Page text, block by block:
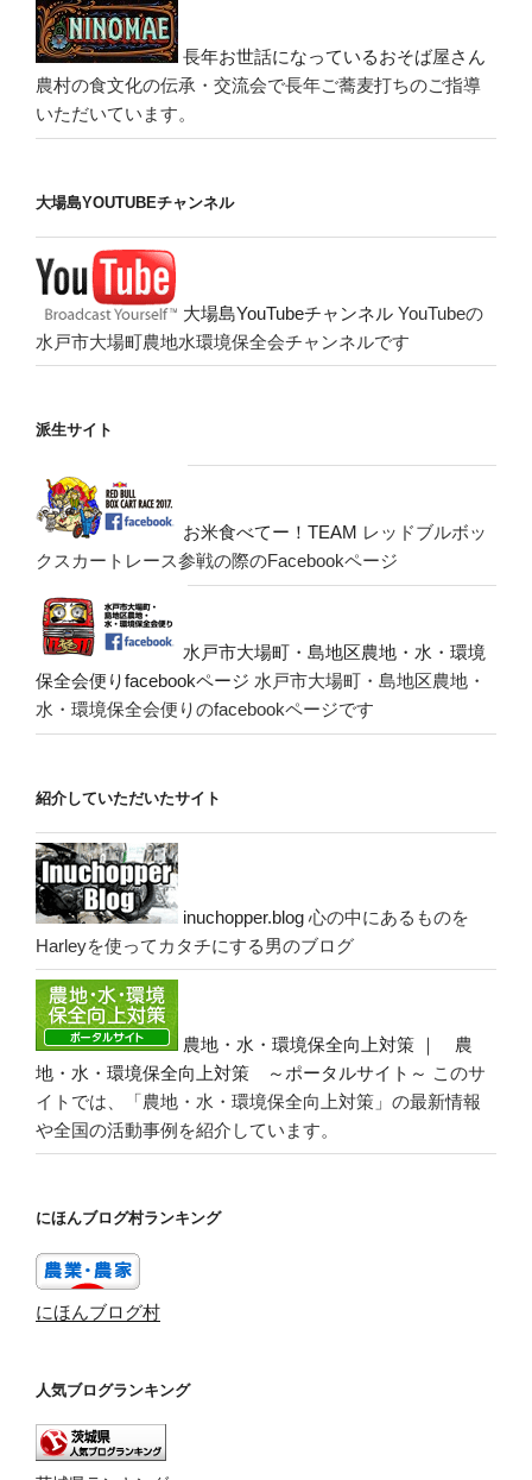
長年お世話になっているおそば屋さん
農村の食文化の伝承・交流会で長年ご蕎麦打ちのご指導
いただいています。
大場島YOUTUBEチャンネル
大場島YouTubeチャンネル YouTubeの
水戸市大場町農地水環境保全会チャンネルです
派生サイト
お米食べてー！TEAM レッドブルボッ
クスカートレース参戦の際のFacebookページ
水戸市大場町・島地区農地・水・環境
保全会便りfacebookページ 水戸市大場町・島地区農地・
水・環境保全会便りのfacebookページです
紹介していただいたサイト
inuchopper.blog 心の中にあるものを
Harleyを使ってカタチにする男のブログ
農地・水・環境保全向上対策 ｜ 農
地・水・環境保全向上対策 ～ポータルサイト～ このサ
イトでは、「農地・水・環境保全向上対策」の最新情報
や全国の活動事例を紹介しています。
にほんブログ村ランキング
にほんブログ村
人気ブログランキング